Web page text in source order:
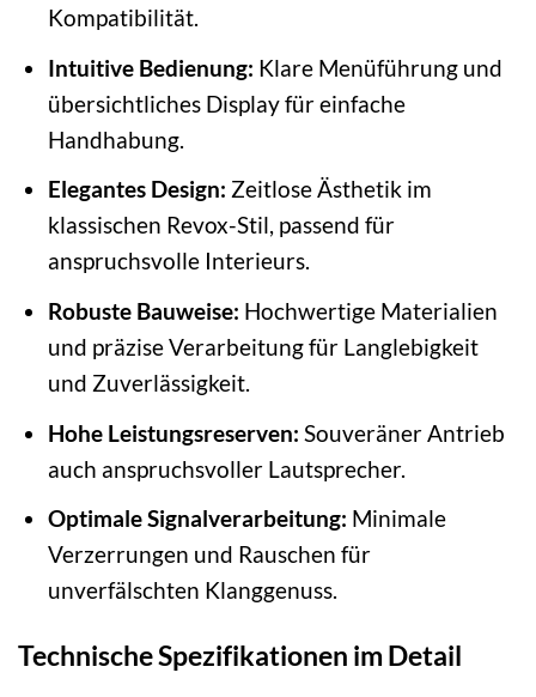
Kompatibilität.
Intuitive Bedienung: Klare Menüführung und
übersichtliches Display für einfache
Handhabung.
Elegantes Design: Zeitlose Ästhetik im
klassischen Revox-Stil, passend für
anspruchsvolle Interieurs.
Robuste Bauweise: Hochwertige Materialien
und präzise Verarbeitung für Langlebigkeit
und Zuverlässigkeit.
Hohe Leistungsreserven: Souveräner Antrieb
auch anspruchsvoller Lautsprecher.
Optimale Signalverarbeitung: Minimale
Verzerrungen und Rauschen für
unverfälschten Klanggenuss.
Technische Spezifikationen im Detail